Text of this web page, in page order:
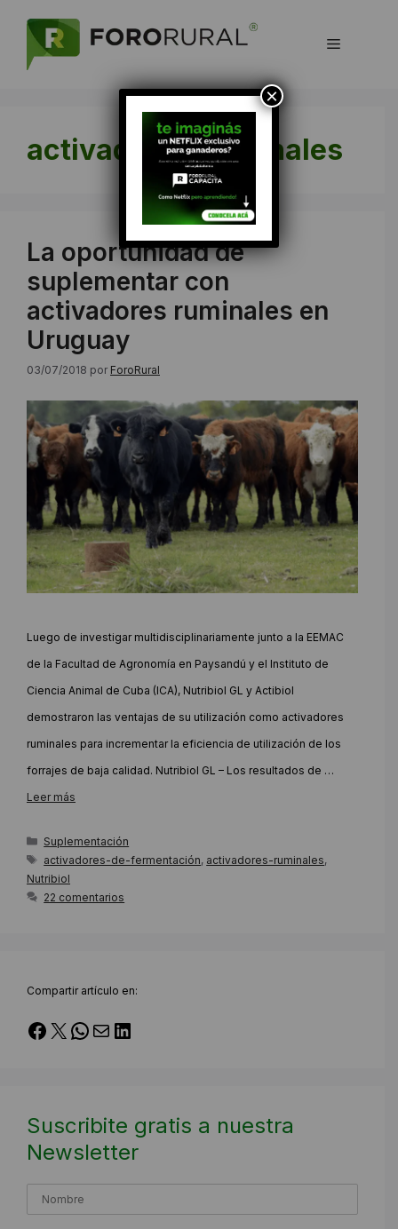
contenido
Menú
activadores-ruminales
La oportunidad de
suplementar con
activadores ruminales en
Uruguay
03/07/2018 por ForoRural
Luego de investigar multidisciplinariamente junto a la EEMAC
de la Facultad de Agronomía en Paysandú y el Instituto de
Ciencia Animal de Cuba (ICA), Nutribiol GL y Actibiol
demostraron las ventajas de su utilización como activadores
ruminales para incrementar la eficiencia de utilización de los
forrajes de baja calidad. Nutribiol GL – Los resultados de …
Leer más
Categorías
Suplementación
Etiquetas
activadores-de-fermentación, activadores-ruminales,
Nutribiol
22 comentarios
Compartir artículo en:
Facebook
X WhatsApp
Correo electrónico
LinkedIn
Suscribite gratis a nuestra
Newsletter
×